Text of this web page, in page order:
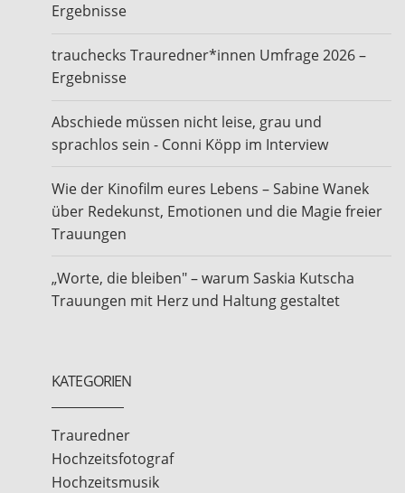
Ergebnisse
trauchecks Trauredner*innen Umfrage 2026 –
Ergebnisse
Abschiede müssen nicht leise, grau und
sprachlos sein - Conni Köpp im Interview
Wie der Kinofilm eures Lebens – Sabine Wanek
über Redekunst, Emotionen und die Magie freier
Trauungen
„Worte, die bleiben" – warum Saskia Kutscha
Trauungen mit Herz und Haltung gestaltet
KATEGORIEN
Trauredner
Hochzeitsfotograf
Hochzeitsmusik